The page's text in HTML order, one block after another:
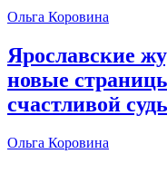
Ольга Коровина
Ярославские
новые
счастливой
Ольга Коровина